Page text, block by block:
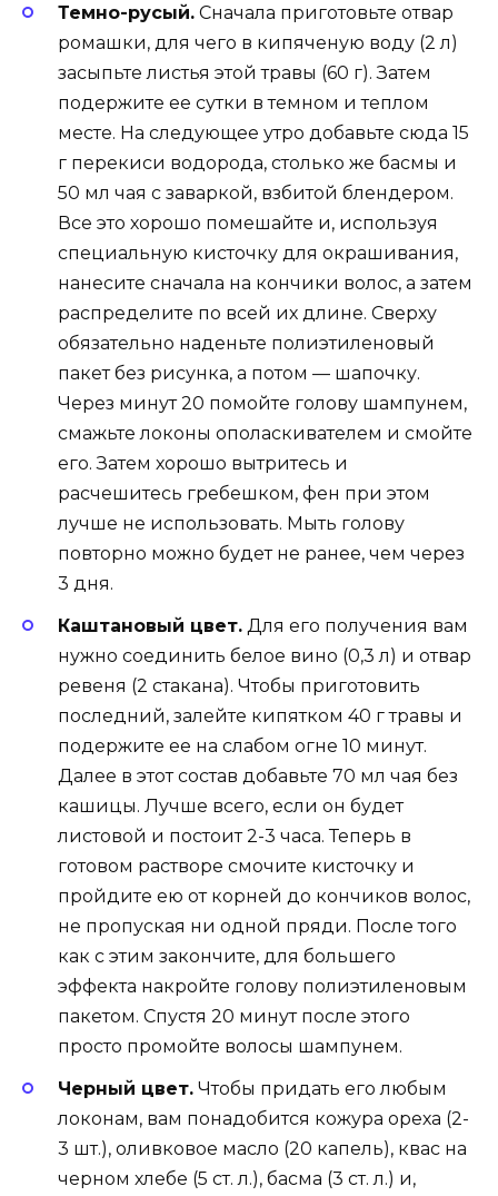
Темно-русый. Сначала приготовьте отвар
ромашки, для чего в кипяченую воду (2 л)
засыпьте листья этой травы (60 г). Затем
подержите ее сутки в темном и теплом
месте. На следующее утро добавьте сюда 15
г перекиси водорода, столько же басмы и
50 мл чая с заваркой, взбитой блендером.
Все это хорошо помешайте и, используя
специальную кисточку для окрашивания,
нанесите сначала на кончики волос, а затем
распределите по всей их длине. Сверху
обязательно наденьте полиэтиленовый
пакет без рисунка, а потом — шапочку.
Через минут 20 помойте голову шампунем,
смажьте локоны ополаскивателем и смойте
его. Затем хорошо вытритесь и
расчешитесь гребешком, фен при этом
лучше не использовать. Мыть голову
повторно можно будет не ранее, чем через
3 дня.
Каштановый цвет. Для его получения вам
нужно соединить белое вино (0,3 л) и отвар
ревеня (2 стакана). Чтобы приготовить
последний, залейте кипятком 40 г травы и
подержите ее на слабом огне 10 минут.
Далее в этот состав добавьте 70 мл чая без
кашицы. Лучше всего, если он будет
листовой и постоит 2-3 часа. Теперь в
готовом растворе смочите кисточку и
пройдите ею от корней до кончиков волос,
не пропуская ни одной пряди. После того
как с этим закончите, для большего
эффекта накройте голову полиэтиленовым
пакетом. Спустя 20 минут после этого
просто промойте волосы шампунем.
Черный цвет. Чтобы придать его любым
локонам, вам понадобится кожура ореха (2-
3 шт.), оливковое масло (20 капель), квас на
черном хлебе (5 ст. л.), басма (3 ст. л.) и,